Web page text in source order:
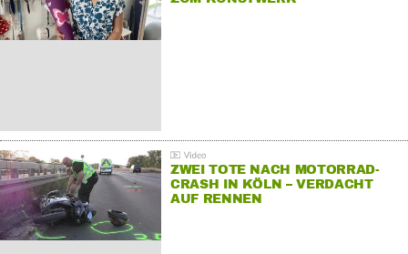
ZWEI TOTE NACH MOTORRAD-
CRASH IN KÖLN – VERDACHT
AUF RENNEN